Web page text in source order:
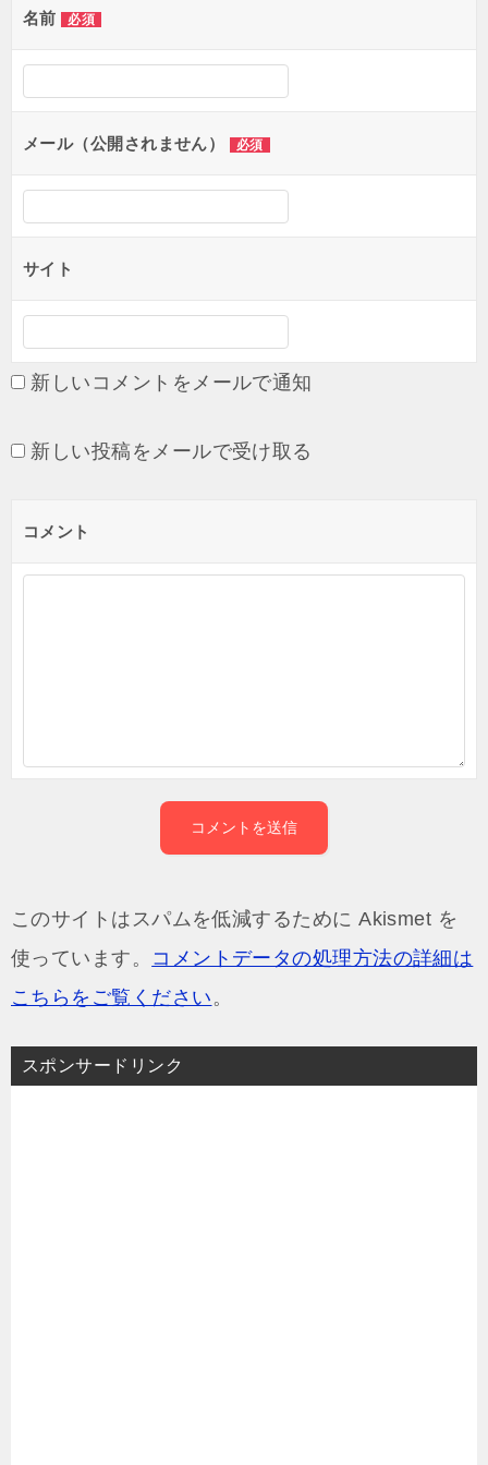
ゲ
名前 必須
メール（公開されません） 必須
サイト
新しいコメントをメールで通知
新しい投稿をメールで受け取る
コメント
このサイトはスパムを低減するために Akismet を
使っています。 コメントデータの処理方法の詳細は
こちらをご覧ください 。
スポンサードリンク